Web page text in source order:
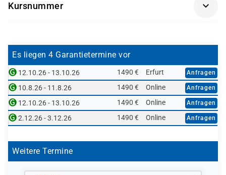
Kursnummer
Es liegen 4 Garantietermine vor
12.10.26 - 13.10.26 1490 € Erfurt Anfragen
10.8.26 - 11.8.26 1490 € Online Anfragen
12.10.26 - 13.10.26 1490 € Online Anfragen
2.12.26 - 3.12.26 1490 € Online Anfragen
Weitere Termine